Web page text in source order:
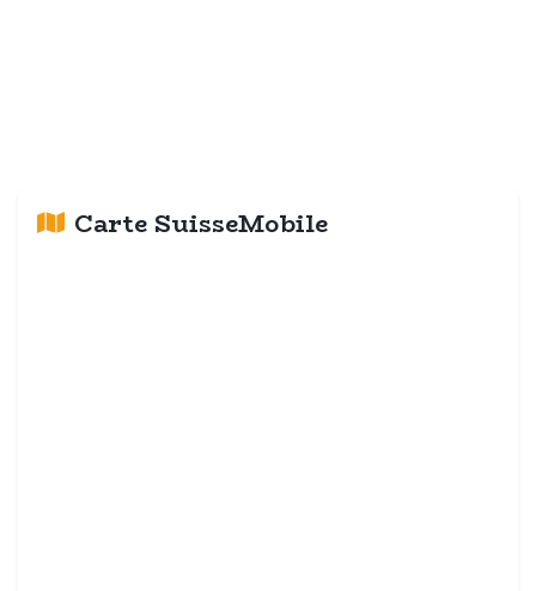
Carte SuisseMobile